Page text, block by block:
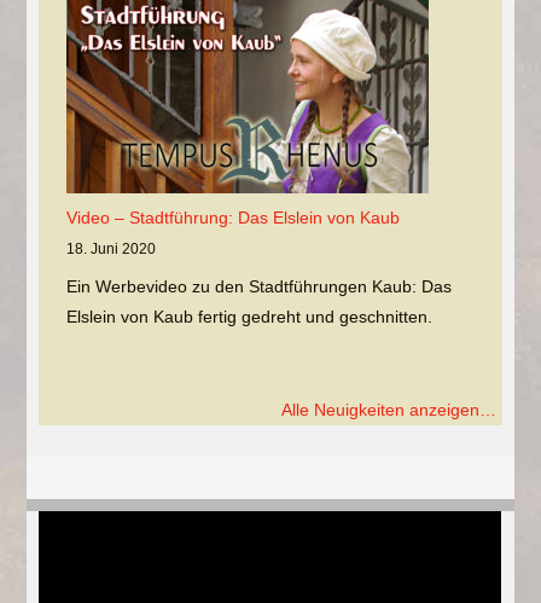
Video – Stadtführung: Das Elslein von Kaub
18. Juni 2020
Ein Werbevideo zu den Stadtführungen Kaub: Das
Elslein von Kaub fertig gedreht und geschnitten.
Alle Neuigkeiten anzeigen…